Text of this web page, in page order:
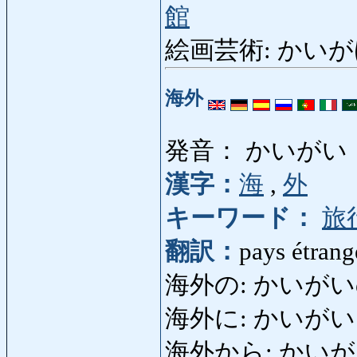
館
絵画芸術: かい
海外
発音： かいがい
漢字： 海 , 外
キーワード： 旅
翻訳： pays
海外の: かいがい
海外に: かいがい